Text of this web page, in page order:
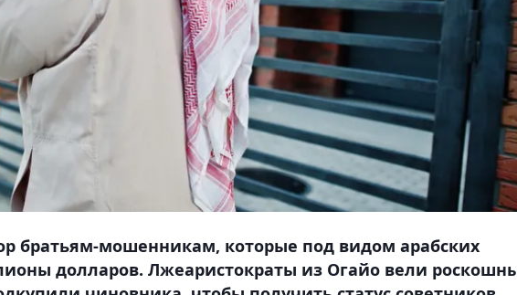
братьям-мошенникам, которые под видом арабских
долларов. Лжеаристократы из Огайо вели